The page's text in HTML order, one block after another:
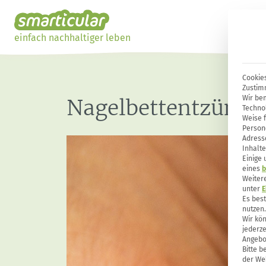
einfach nachhaltiger leben
Wir
Weise
Einige
eines
unter
Es
nutzen.
Wir
Bitte
der